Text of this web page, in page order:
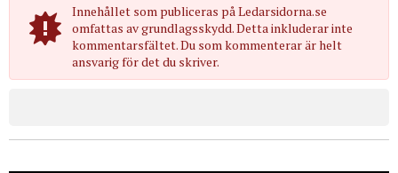
Innehållet som publiceras på Ledarsidorna.se
omfattas av grundlagsskydd. Detta inkluderar inte
kommentarsfältet. Du som kommenterar är helt
ansvarig för det du skriver.